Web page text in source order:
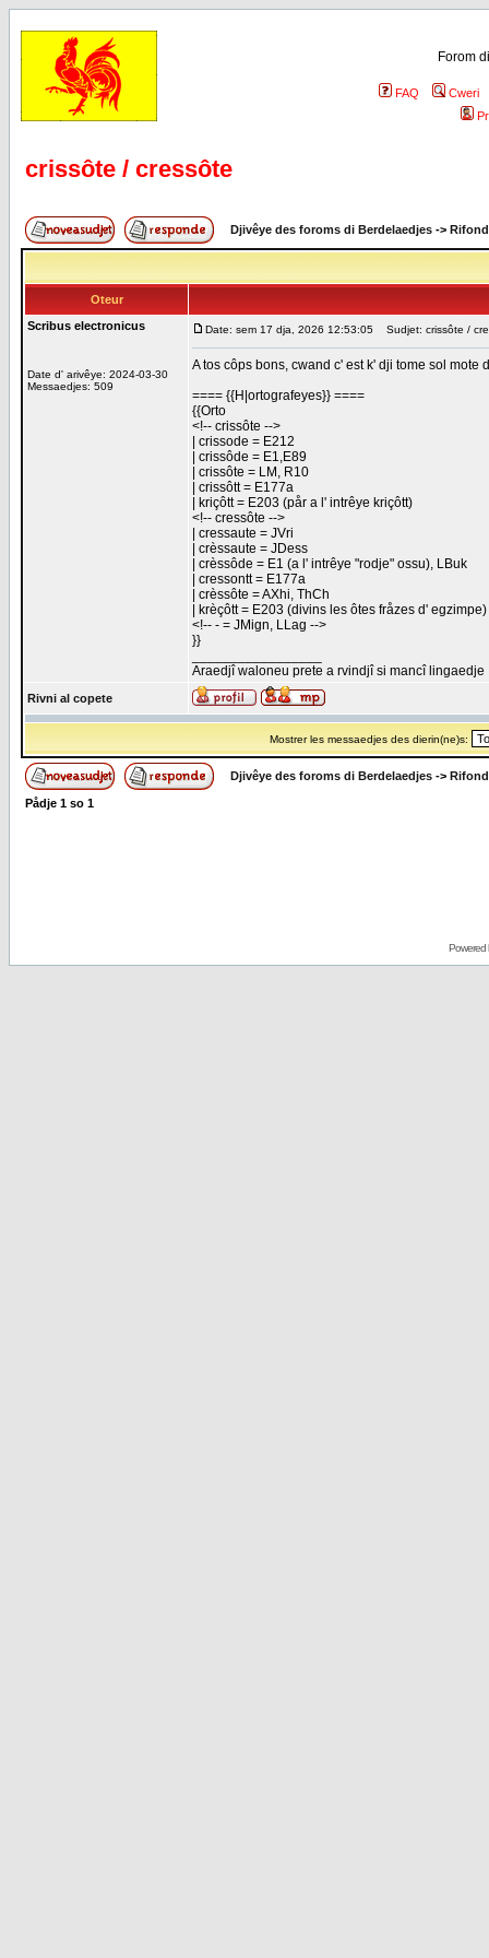
Forom
FAQ
Cweri
crissôte / cressôte
Djivêye des foroms di Berdelaedjes ->
Oteur
Scribus electronicus
Date d' arivêye: 2024-03-30
Messaedjes: 509
Date: sem 17 dja, 2026 12:53:05 Sudjet: crissôte /
A tos côps bons, cwand c' est k' dji tome sol
==== {{H|ortografeyes}} ====
{{Orto
<!-- crissôte -->
| crissode = E212
| crissôde = E1,E89
| crissôte = LM, R10
| crissôtt = E177a
| kriçôtt = E203 (pår a l' intrêye kriçôtt)
<!-- cressôte -->
| cressaute = JVri
| crèssaute = JDess
| crèssôde = E1 (a l' intrêye "rodje" ossu), LBuk
| cressontt = E177a
| crèssôte = AXhi, ThCh
| krèçôtt = E203 (divins les ôtes fråzes d' egzimpe)
<!-- - = JMign, LLag -->
}}
Araedjî waloneu prete a rvindjî si mancî lingaedje
Rivni al copete
Mostrer les messaedjes des dierin(ne)s:
Djivêye des foroms di Berdelaedjes ->
Pådje 1 so 1
Powered